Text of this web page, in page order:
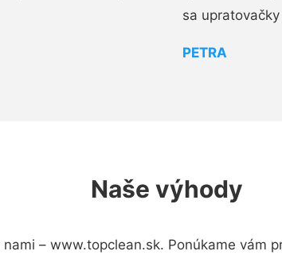
sa
PETRA
Naše výhody
– www.topclean.sk. Ponúkame vám